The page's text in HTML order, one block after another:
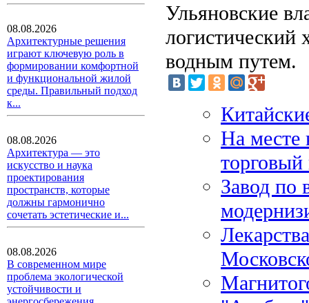
08.08.2026
Архитектурные решения
играют ключевую роль в
формировании комфортной
и функциональной жилой
среды. Правильный подход
к...
08.08.2026
Архитектура — это
искусство и наука
проектирования
пространств, которые
должны гармонично
сочетать эстетические и...
08.08.2026
В современном мире
проблема экологической
устойчивости и
Ульяновские
логистический
водным путем.
На месте
торговый
Завод по